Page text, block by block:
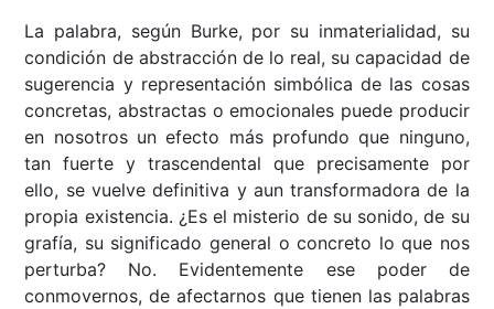
La palabra, según Burke, por su inmaterialidad, su
condición de abstracción de lo real, su capacidad de
sugerencia y representación simbólica de las cosas
concretas, abstractas o emocionales puede producir
en nosotros un efecto más profundo que ninguno,
tan fuerte y trascendental que precisamente por
ello, se vuelve definitiva y aun transformadora de la
propia existencia. ¿Es el misterio de su sonido, de su
grafía, su significado general o concreto lo que nos
perturba? No. Evidentemente ese poder de
conmovernos, de afectarnos que tienen las palabras